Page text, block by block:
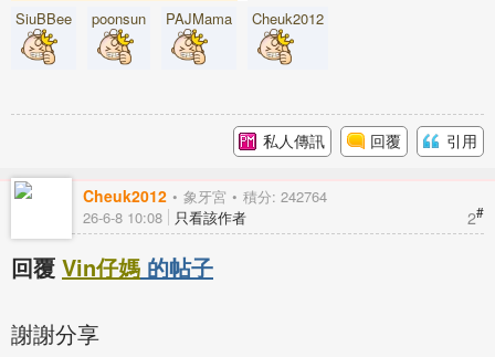
SiuBBee
poonsun PAJMama Cheuk2012
私人傳訊 回覆 引用
Cheuk2012 象牙宮 積分: 242764
2#
26-6-8 10:08 只看該作者
回覆 Vin仔媽 的帖子
謝謝分享